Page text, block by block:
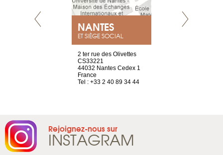
NANTES
ET SIÈGE SOCIAL
2 ter rue des Olivettes
CS33221
44032 Nantes Cedex 1
France
Tel : +33 2 40 89 34 44
Rejoignez-nous sur
INSTAGRAM